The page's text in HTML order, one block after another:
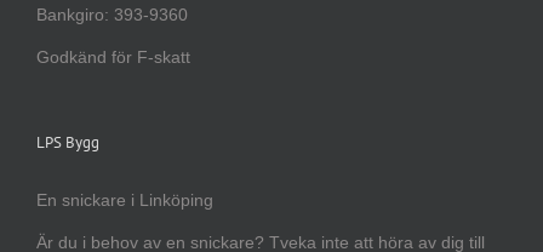
Bankgiro: 393-9360
Godkänd för F-skatt
LPS Bygg
En snickare i Linköping
Är du i behov av en snickare? Tveka inte att höra av dig till